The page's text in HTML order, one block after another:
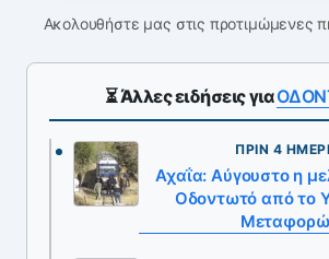
Ακολουθήστε μας στις προτιμώμενες
⏳ Άλλες ειδήσεις για
ΠΡΙΝ 4
Αχαΐα: Αύγουστο η
Οδοντωτό από το